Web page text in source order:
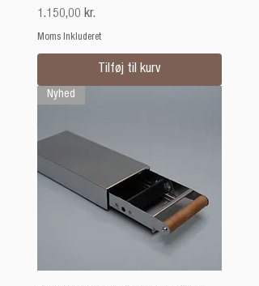
Pris
1.150,00 kr.
Moms Inkluderet
Tilføj til kurv
Nyhed